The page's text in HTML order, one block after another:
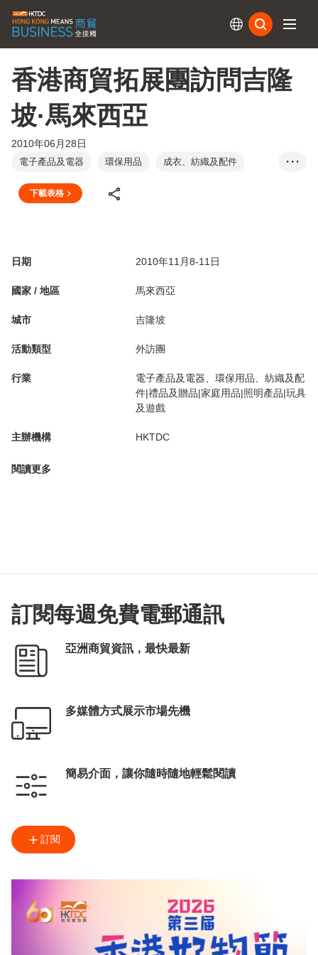
香港商貿拓展團訪問吉隆
坡·馬來西亞
2010年06月28日
電子產品及電器 環保用品
成衣、紡織及配件
禮品及贈品
照明產品
玩具及遊戲
• • •
下載表格
日期 2010年11月8-11日
國家 / 地區 馬來西亞
城市 吉隆坡
活動類型 外訪團
行業
電子產品及電器、環保用品、紡織及配
件|禮品及贈品|家庭用品|照明產品|玩具
及遊戲
主辦機構 HKTDC
閱讀更多
訂閱每週免費電郵通訊
亞洲商貿資訊，最快最新
多媒體方式展示市場先機
簡易介面，讓你隨時隨地輕鬆閱讀
訂閱